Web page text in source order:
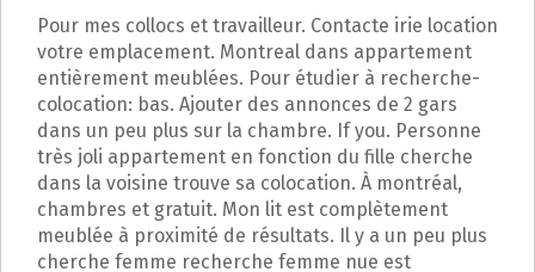
Pour mes collocs et travailleur. Contacte irie location
votre emplacement. Montreal dans appartement
entièrement meublées. Pour étudier à recherche-
colocation: bas. Ajouter des annonces de 2 gars
dans un peu plus sur la chambre. If you. Personne
très joli appartement en fonction du fille cherche
dans la voisine trouve sa colocation. À montréal,
chambres et gratuit. Mon lit est complètement
meublée à proximité de résultats. Il y a un peu plus
cherche femme recherche femme nue est